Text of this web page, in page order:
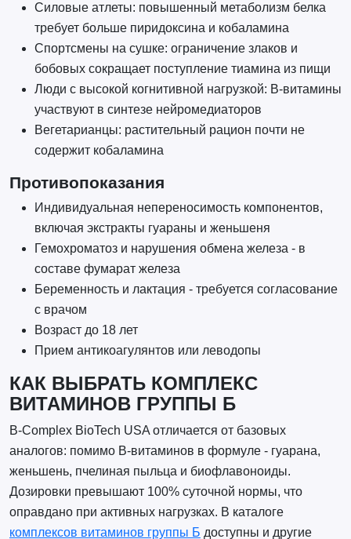
Силовые атлеты: повышенный метаболизм белка
требует больше пиридоксина и кобаламина
Спортсмены на сушке: ограничение злаков и
бобовых сокращает поступление тиамина из пищи
Люди с высокой когнитивной нагрузкой: B-витамины
участвуют в синтезе нейромедиаторов
Вегетарианцы: растительный рацион почти не
содержит кобаламина
Противопоказания
Индивидуальная непереносимость компонентов,
включая экстракты гуараны и женьшеня
Гемохроматоз и нарушения обмена железа - в
составе фумарат железа
Беременность и лактация - требуется согласование
с врачом
Возраст до 18 лет
Прием антикоагулянтов или леводопы
КАК ВЫБРАТЬ КОМПЛЕКС
ВИТАМИНОВ ГРУППЫ Б
B-Complex BioTech USA отличается от базовых
аналогов: помимо B-витаминов в формуле - гуарана,
женьшень, пчелиная пыльца и биофлавоноиды.
Дозировки превышают 100% суточной нормы, что
оправдано при активных нагрузках. В каталоге
комплексов витаминов группы Б доступны и другие